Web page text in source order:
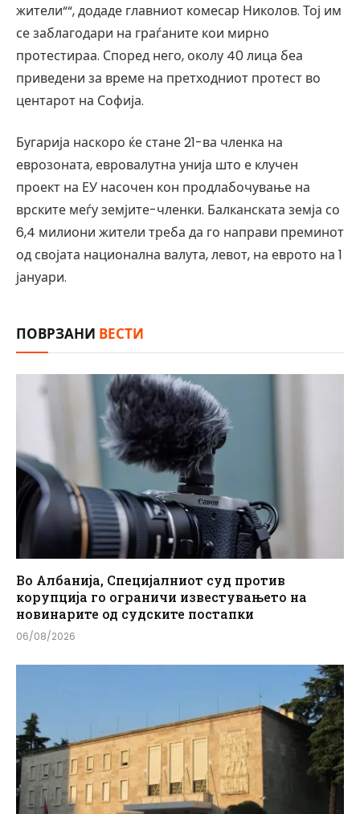
жители““, додаде главниот комесар Николов. Тој им
се заблагодари на граѓаните кои мирно
протестираа. Според него, околу 40 лица беа
приведени за време на претходниот протест во
центарот на Софија.
Бугарија наскоро ќе стане 21-ва членка на
еврозоната, евровалутна унија што е клучен
проект на ЕУ насочен кон продлабочување на
врските меѓу земјите-членки. Балканската земја со
6,4 милиони жители треба да го направи преминот
од својата национална валута, левот, на еврото на 1
јануари.
ПОВРЗАНИ ВЕСТИ
Во Албанија, Специјалниот суд против
корупција го ограничи известувањето на
новинарите од судските постапки
06/08/2026